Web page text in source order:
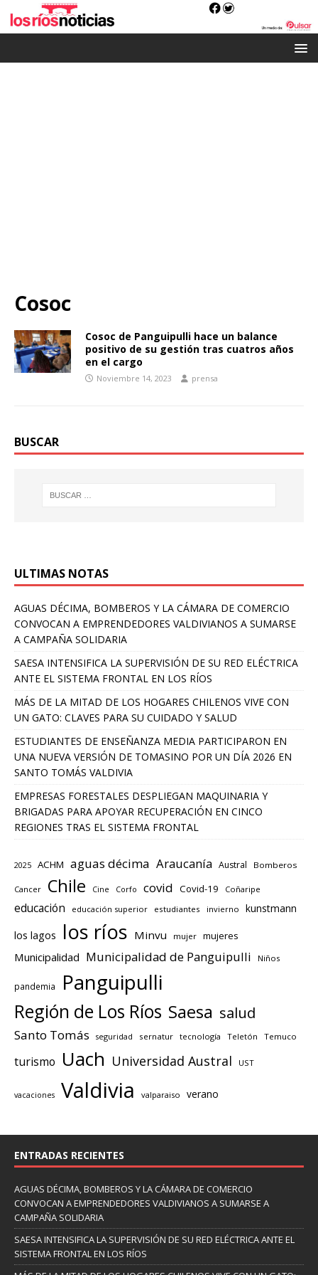
Cosoc
Cosoc de Panguipulli hace un balance
positivo de su gestión tras cuatros años
en el cargo
Noviembre 14, 2023 prensa
BUSCAR
ULTIMAS NOTAS
AGUAS DÉCIMA, BOMBEROS Y LA CÁMARA DE COMERCIO
CONVOCAN A EMPRENDEDORES VALDIVIANOS A SUMARSE
A CAMPAÑA SOLIDARIA
SAESA INTENSIFICA LA SUPERVISIÓN DE SU RED ELÉCTRICA
ANTE EL SISTEMA FRONTAL EN LOS RÍOS
MÁS DE LA MITAD DE LOS HOGARES CHILENOS VIVE CON
UN GATO: CLAVES PARA SU CUIDADO Y SALUD
ESTUDIANTES DE ENSEÑANZA MEDIA PARTICIPARON EN
UNA NUEVA VERSIÓN DE TOMASINO POR UN DÍA 2026 EN
SANTO TOMÁS VALDIVIA
EMPRESAS FORESTALES DESPLIEGAN MAQUINARIA Y
BRIGADAS PARA APOYAR RECUPERACIÓN EN CINCO
REGIONES TRAS EL SISTEMA FRONTAL
2025 ACHM aguas décima Araucanía Austral Bomberos
Cancer Chile Cine Corfo covid Covid-19 Coñaripe
educación educación superior estudiantes invierno kunstmann
los lagos los ríos Minvu mujer mujeres
Municipalidad Municipalidad de Panguipulli Niños
pandemia Panguipulli
Región de Los Ríos Saesa salud
Santo Tomás seguridad sernatur tecnología Teletón Temuco
turismo Uach Universidad Austral UST
vacaciones Valdivia valparaiso verano
ENTRADAS RECIENTES
AGUAS DÉCIMA, BOMBEROS Y LA CÁMARA DE COMERCIO
CONVOCAN A EMPRENDEDORES VALDIVIANOS A SUMARSE A
CAMPAÑA SOLIDARIA
SAESA INTENSIFICA LA SUPERVISIÓN DE SU RED ELÉCTRICA ANTE EL
SISTEMA FRONTAL EN LOS RÍOS